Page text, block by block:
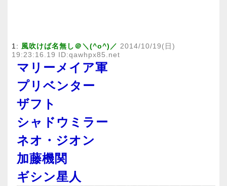
1: 風吹けば名無し＠＼(^o^)／ 2014/10/19(日)
19:23:16.19 ID:qawhpx85.net
マリーメイア軍
プリベンター
ザフト
シャドウミラー
ネオ・ジオン
加藤機関
ギシン星人